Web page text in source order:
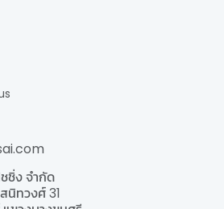
ชิ่ง จำกัด
ทวงศ์ 31